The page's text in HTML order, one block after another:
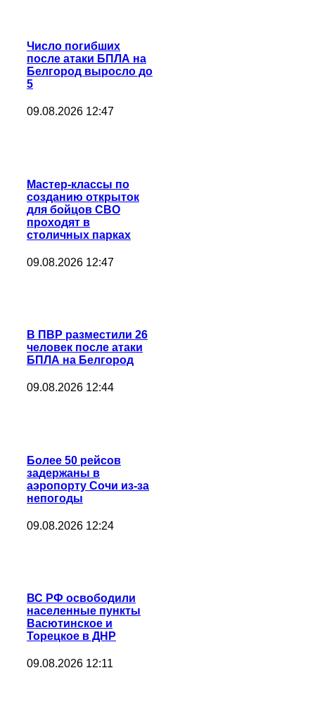
Число погибших
после атаки БПЛА на
Белгород выросло до
5
09.08.2026 12:47
Мастер-классы по
созданию открыток
для бойцов СВО
проходят в
столичных парках
09.08.2026 12:47
В ПВР разместили 26
человек после атаки
БПЛА на Белгород
09.08.2026 12:44
Более 50 рейсов
задержаны в
аэропорту Сочи из-за
непогоды
09.08.2026 12:24
ВС РФ освободили
населенные пункты
Васютинское и
Торецкое в ДНР
09.08.2026 12:11